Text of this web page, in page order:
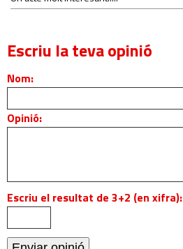
Escriu la teva opinió
Nom:
Opinió:
Escriu el resultat de 3+2 (en xifra):